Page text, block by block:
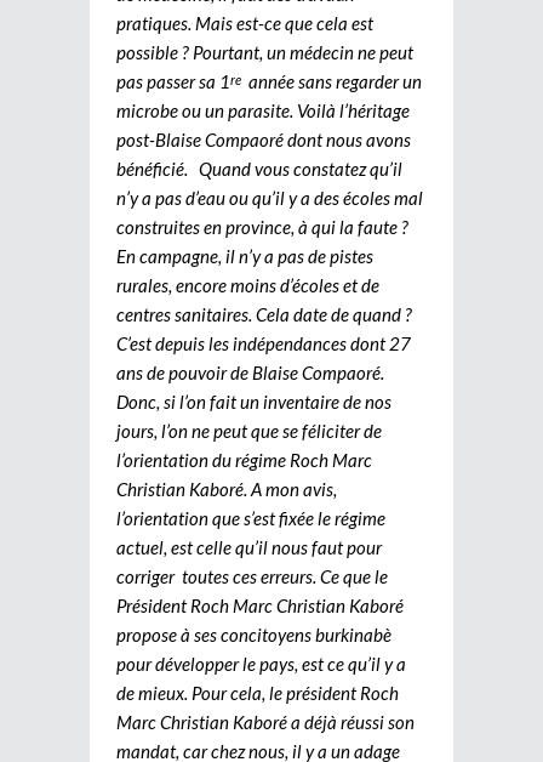
pratiques. Mais est-ce que cela est
possible ? Pourtant, un médecin ne peut
pas passer sa 1re année sans regarder un
microbe ou un parasite. Voilà l’héritage
post-Blaise Compaoré dont nous avons
bénéficié. Quand vous constatez qu’il
n’y a pas d’eau ou qu’il y a des écoles mal
construites en province, à qui la faute ?
En campagne, il n’y a pas de pistes
rurales, encore moins d’écoles et de
centres sanitaires. Cela date de quand ?
C’est depuis les indépendances dont 27
ans de pouvoir de Blaise Compaoré.
Donc, si l’on fait un inventaire de nos
jours, l’on ne peut que se féliciter de
l’orientation du régime Roch Marc
Christian Kaboré. A mon avis,
l’orientation que s’est fixée le régime
actuel, est celle qu’il nous faut pour
corriger toutes ces erreurs. Ce que le
Président Roch Marc Christian Kaboré
propose à ses concitoyens burkinabè
pour développer le pays, est ce qu’il y a
de mieux. Pour cela, le président Roch
Marc Christian Kaboré a déjà réussi son
mandat, car chez nous, il y a un adage